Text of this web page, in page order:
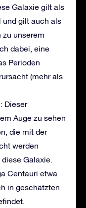
Galaxie gilt als
gilt auch als
zu unserem
dabei, eine
Perioden
(mehr als
: Dieser
Auge zu sehen
die mit der
werden
Galaxie.
Centauri etwa
in geschätzten